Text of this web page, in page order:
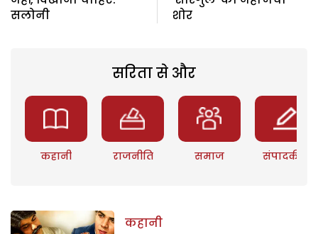
सलोनी
शोर
सरिता से और
कहानी राजनीति समाज संपादकीय
कहानी